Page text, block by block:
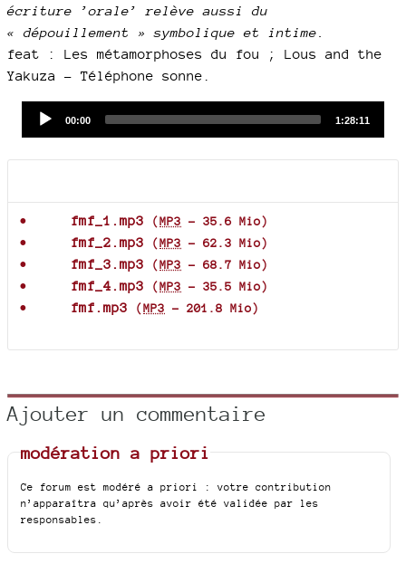
écriture ’orale’ relève aussi du
« dépouillement » symbolique et intime.
feat : Les métamorphoses du fou ; Lous and the
Yakuza - Téléphone sonne.
Current
00:00
Total
1:28:11
fmf_1.mp3 (MP3 - 35.6 Mio)
fmf_2.mp3 (MP3 - 62.3 Mio)
fmf_3.mp3 (MP3 - 68.7 Mio)
fmf_4.mp3 (MP3 - 35.5 Mio)
fmf.mp3 (MP3 - 201.8 Mio)
Ajouter un commentaire
modération a priori
Ce forum est modéré a priori : votre contribution
n’apparaîtra qu’après avoir été validée par les
responsables.